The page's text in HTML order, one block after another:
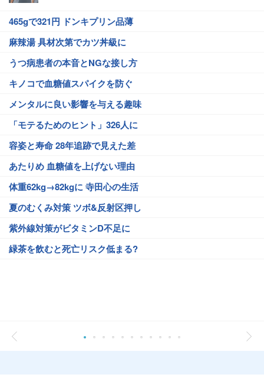
465gで321円 ドンキプリン品薄
麻辣湯 具材次第でカツ丼級に
うつ病患者の本音とNGな接し方
キノコで血糖値スパイクを防ぐ
メンタルに良い影響を与える趣味
「モテるためのヒント」326人に
容姿と寿命 28年追跡で見えた差
あたりめ 血糖値を上げない理由
体重62kg→82kgに 寺田心の生活
夏のむくみ対策 ツボ&反射区押し
紫外線対策がビタミンD不足に
緑茶を飲むと死亡リスク低まる?